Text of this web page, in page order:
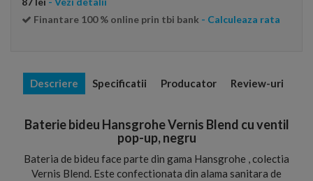
Finantare 100 % online prin tbi bank - Calculeaza rata
Descriere Specificatii Producator Review-uri
Baterie bideu Hansgrohe Vernis Blend cu ventil
pop-up, negru
Bateria de bideu face parte din gama Hansgrohe , colectia
Vernis Blend. Este confectionata din alama sanitara de